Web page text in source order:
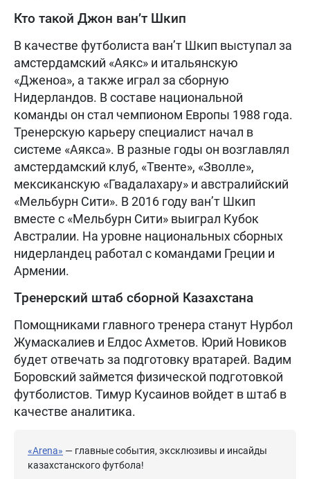
Кто такой Джон ван’т Шкип
В качестве футболиста ван’т Шкип выступал за
амстердамский «Аякс» и итальянскую
«Дженоа», а также играл за сборную
Нидерландов. В составе национальной
команды он стал чемпионом Европы 1988 года.
Тренерскую карьеру специалист начал в
системе «Аякса». В разные годы он возглавлял
амстердамский клуб, «Твенте», «Зволле»,
мексиканскую «Гвадалахару» и австралийский
«Мельбурн Сити». В 2016 году ван’т Шкип
вместе с «Мельбурн Сити» выиграл Кубок
Австралии. На уровне национальных сборных
нидерландец работал с командами Греции и
Армении.
Тренерский штаб сборной Казахстана
Помощниками главного тренера станут Нурбол
Жумаскалиев и Елдос Ахметов. Юрий Новиков
будет отвечать за подготовку вратарей. Вадим
Боровский займется физической подготовкой
футболистов. Тимур Кусаинов войдет в штаб в
качестве аналитика.
«Arena» — главные события, эксклюзивы и инсайды
казахстанского футбола!